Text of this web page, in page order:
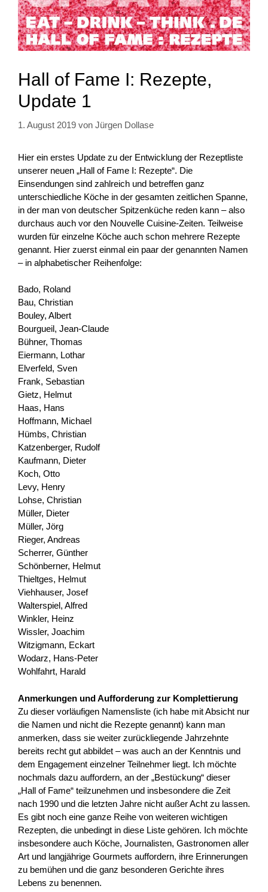
Hall of Fame I: Rezepte,
Update 1
1. August 2019 von Jürgen Dollase
Hier ein erstes Update zu der Entwicklung der Rezeptliste
unserer neuen „Hall of Fame I: Rezepte“. Die
Einsendungen sind zahlreich und betreffen ganz
unterschiedliche Köche in der gesamten zeitlichen Spanne,
in der man von deutscher Spitzenküche reden kann – also
durchaus auch vor den Nouvelle Cuisine-Zeiten. Teilweise
wurden für einzelne Köche auch schon mehrere Rezepte
genannt. Hier zuerst einmal ein paar der genannten Namen
– in alphabetischer Reihenfolge:
Bado, Roland
Bau, Christian
Bouley, Albert
Bourgueil, Jean-Claude
Bühner, Thomas
Eiermann, Lothar
Elverfeld, Sven
Frank, Sebastian
Gietz, Helmut
Haas, Hans
Hoffmann, Michael
Hümbs, Christian
Katzenberger, Rudolf
Kaufmann, Dieter
Koch, Otto
Levy, Henry
Lohse, Christian
Müller, Dieter
Müller, Jörg
Rieger, Andreas
Scherrer, Günther
Schönberner, Helmut
Thieltges, Helmut
Viehhauser, Josef
Walterspiel, Alfred
Winkler, Heinz
Wissler, Joachim
Witzigmann, Eckart
Wodarz, Hans-Peter
Wohlfahrt, Harald
Anmerkungen und Aufforderung zur Komplettierung
Zu dieser vorläufigen Namensliste (ich habe mit Absicht nur
die Namen und nicht die Rezepte genannt) kann man
anmerken, dass sie weiter zurückliegende Jahrzehnte
bereits recht gut abbildet – was auch an der Kenntnis und
dem Engagement einzelner Teilnehmer liegt. Ich möchte
nochmals dazu auffordern, an der „Bestückung“ dieser
„Hall of Fame“ teilzunehmen und insbesondere die Zeit
nach 1990 und die letzten Jahre nicht außer Acht zu lassen.
Es gibt noch eine ganze Reihe von weiteren wichtigen
Rezepten, die unbedingt in diese Liste gehören. Ich möchte
insbesondere auch Köche, Journalisten, Gastronomen aller
Art und langjährige Gourmets auffordern, ihre Erinnerungen
zu bemühen und die ganz besonderen Gerichte ihres
Lebens zu benennen.